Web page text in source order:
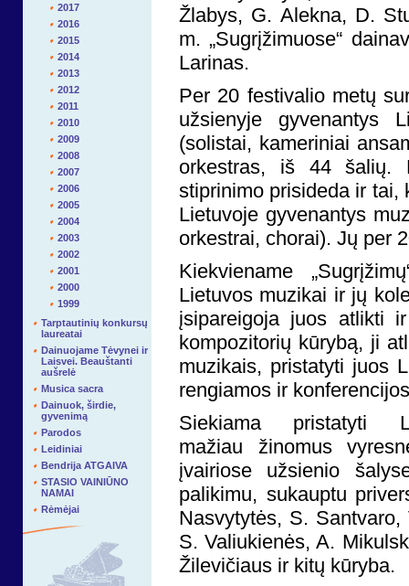
2017
2016
2015
2014
2013
2012
2011
2010
2009
2008
2007
2006
2005
2004
2003
2002
2001
2000
1999
Tarptautinių konkursų
laureatai
Dainuojame Tėvynei ir
Laisvei. Beauštanti
aušrelė
Musica sacra
Dainuok, širdie,
gyvenimą
Parodos
Leidiniai
Bendrija ATGAIVA
STASIO VAINIŪNO
NAMAI
Rėmėjai
Žlabys, G. Alekna, D.
m. „Sugrįžimuose“
Larinas.
Per 20 festivalio metų
užsienyje gyvenantys
(solistai, kameriniai
orkestras, iš 44 šalių.
stiprinimo prisideda ir tai,
Lietuvoje gyvenantys
orkestrai, chorai). Jų per
Kiekviename
Lietuvos muzikai ir jų
įsipareigoja juos atlikti
kompozitorių kūrybą, ji
muzikais, pristatyti juos
rengiamos ir
Siekiama pristatyti
mažiau žinomus
įvairiose užsienio
palikimu, sukauptu
Nasvytytės, S.
S. Valiukienės, A.
Žilevičiaus ir kitų kūryba.